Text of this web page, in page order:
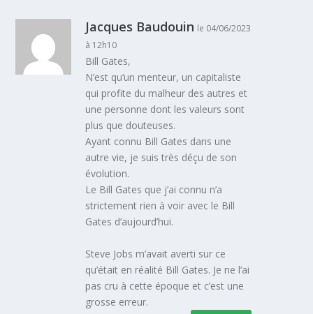
Jacques Baudouin le 04/06/2023
à 12h10
Bill Gates,
N’est qu’un menteur, un capitaliste
qui profite du malheur des autres et
une personne dont les valeurs sont
plus que douteuses.
Ayant connu Bill Gates dans une
autre vie, je suis très déçu de son
évolution.
Le Bill Gates que j’ai connu n’a
strictement rien à voir avec le Bill
Gates d’aujourd’hui.
Steve Jobs m’avait averti sur ce
qu’était en réalité Bill Gates. Je ne l’ai
pas cru à cette époque et c’est une
grosse erreur.